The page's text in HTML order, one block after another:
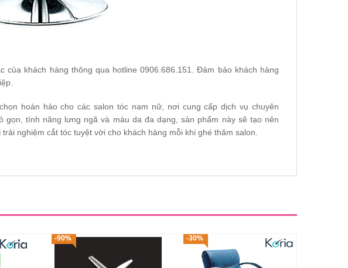
khách hàng thông qua hotline 0906.686.151. Đảm bảo khách hàng
hoàn hảo cho các salon tóc nam nữ, nơi cung cấp dịch vụ chuyên
gọn, tính năng lưng ngã và màu da đa dạng, sản phẩm này sẽ tạo nên
nghiệm cắt tóc tuyệt vời cho khách hàng mỗi khi ghé thăm salon.
-90% -30%